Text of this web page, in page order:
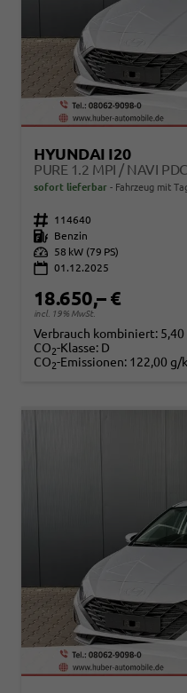
HYUNDAI I20
sofort lieferbar Fahrzeug mit
Fahrzeugnr. 114640
Kraftstoff
Benzin
Leistung
58 kW (79 PS)
01.12.2025
18.650,– €
incl. 19% MwSt.
Verbrauch kombiniert:
CO2-Klasse: D
CO2-Emissionen: 122,00 g/